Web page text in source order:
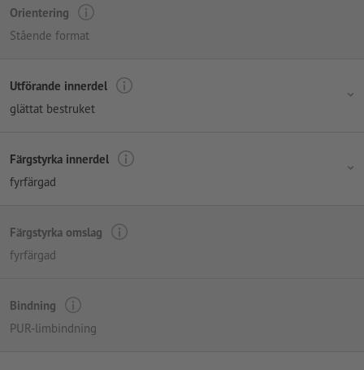
Orientering
Stående format
Utförande innerdel
glättat bestruket
Färgstyrka innerdel
fyrfärgad
Färgstyrka omslag
fyrfärgad
Bindning
PUR-limbindning